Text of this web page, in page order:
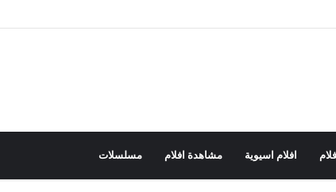
افلام اسيوية مشاهدة افلام مسلسلات